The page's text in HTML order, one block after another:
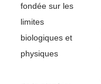
fondée sur les
limites
biologiques et
physiques